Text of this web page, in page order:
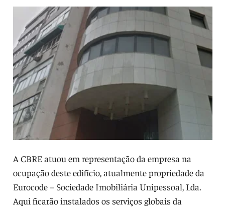
A CBRE atuou em representação da empresa na
ocupação deste edifício, atualmente propriedade da
Eurocode – Sociedade Imobiliária Unipessoal, Lda.
Aqui ficarão instalados os serviços globais da